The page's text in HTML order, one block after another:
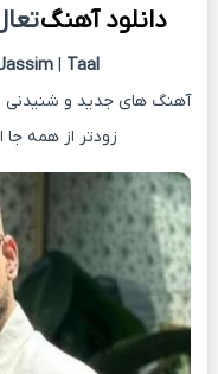
دانلود آهنگ
| Taal
آهنگ های جدید و شنیدنی
زودتر از همه جا